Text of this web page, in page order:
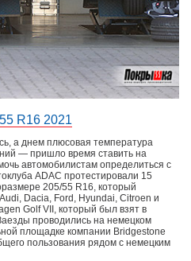
R16 2021
а днем плюсовая температура
— пришло время ставить на
автомобилистам определиться с
ADAC протестировали 15
205/55 R16, который
Dacia, Ford, Hyundai, Citroen и
Golf VII, который был взят в
проводились на немецком
площадке компании Bridgestone
пользования рядом с немецким